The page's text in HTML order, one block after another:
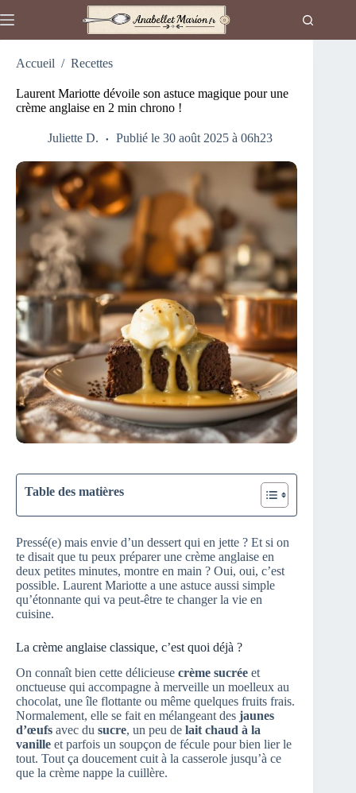
au
Accueil / Recettes
Laurent Mariotte dévoile son astuce magique pour une
crème anglaise en 2 min chrono !
Juliette D. Publié le 30 août 2025 à 06h23
Table des matières
Pressé(e) mais envie d’un dessert qui en jette ? Et si on
te disait que tu peux préparer une crème anglaise en
deux petites minutes, montre en main ? Oui, oui, c’est
possible. Laurent Mariotte a une astuce aussi simple
qu’étonnante qui va peut-être te changer la vie en
cuisine.
La crème anglaise classique, c’est quoi déjà ?
On connaît bien cette délicieuse crème sucrée et
onctueuse qui accompagne à merveille un moelleux au
chocolat, une île flottante ou même quelques fruits frais.
Normalement, elle se fait en mélangeant des jaunes
d’œufs avec du sucre, un peu de lait chaud à la
vanille et parfois un soupçon de fécule pour bien lier le
tout. Tout ça doucement cuit à la casserole jusqu’à ce
que la crème nappe la cuillère.